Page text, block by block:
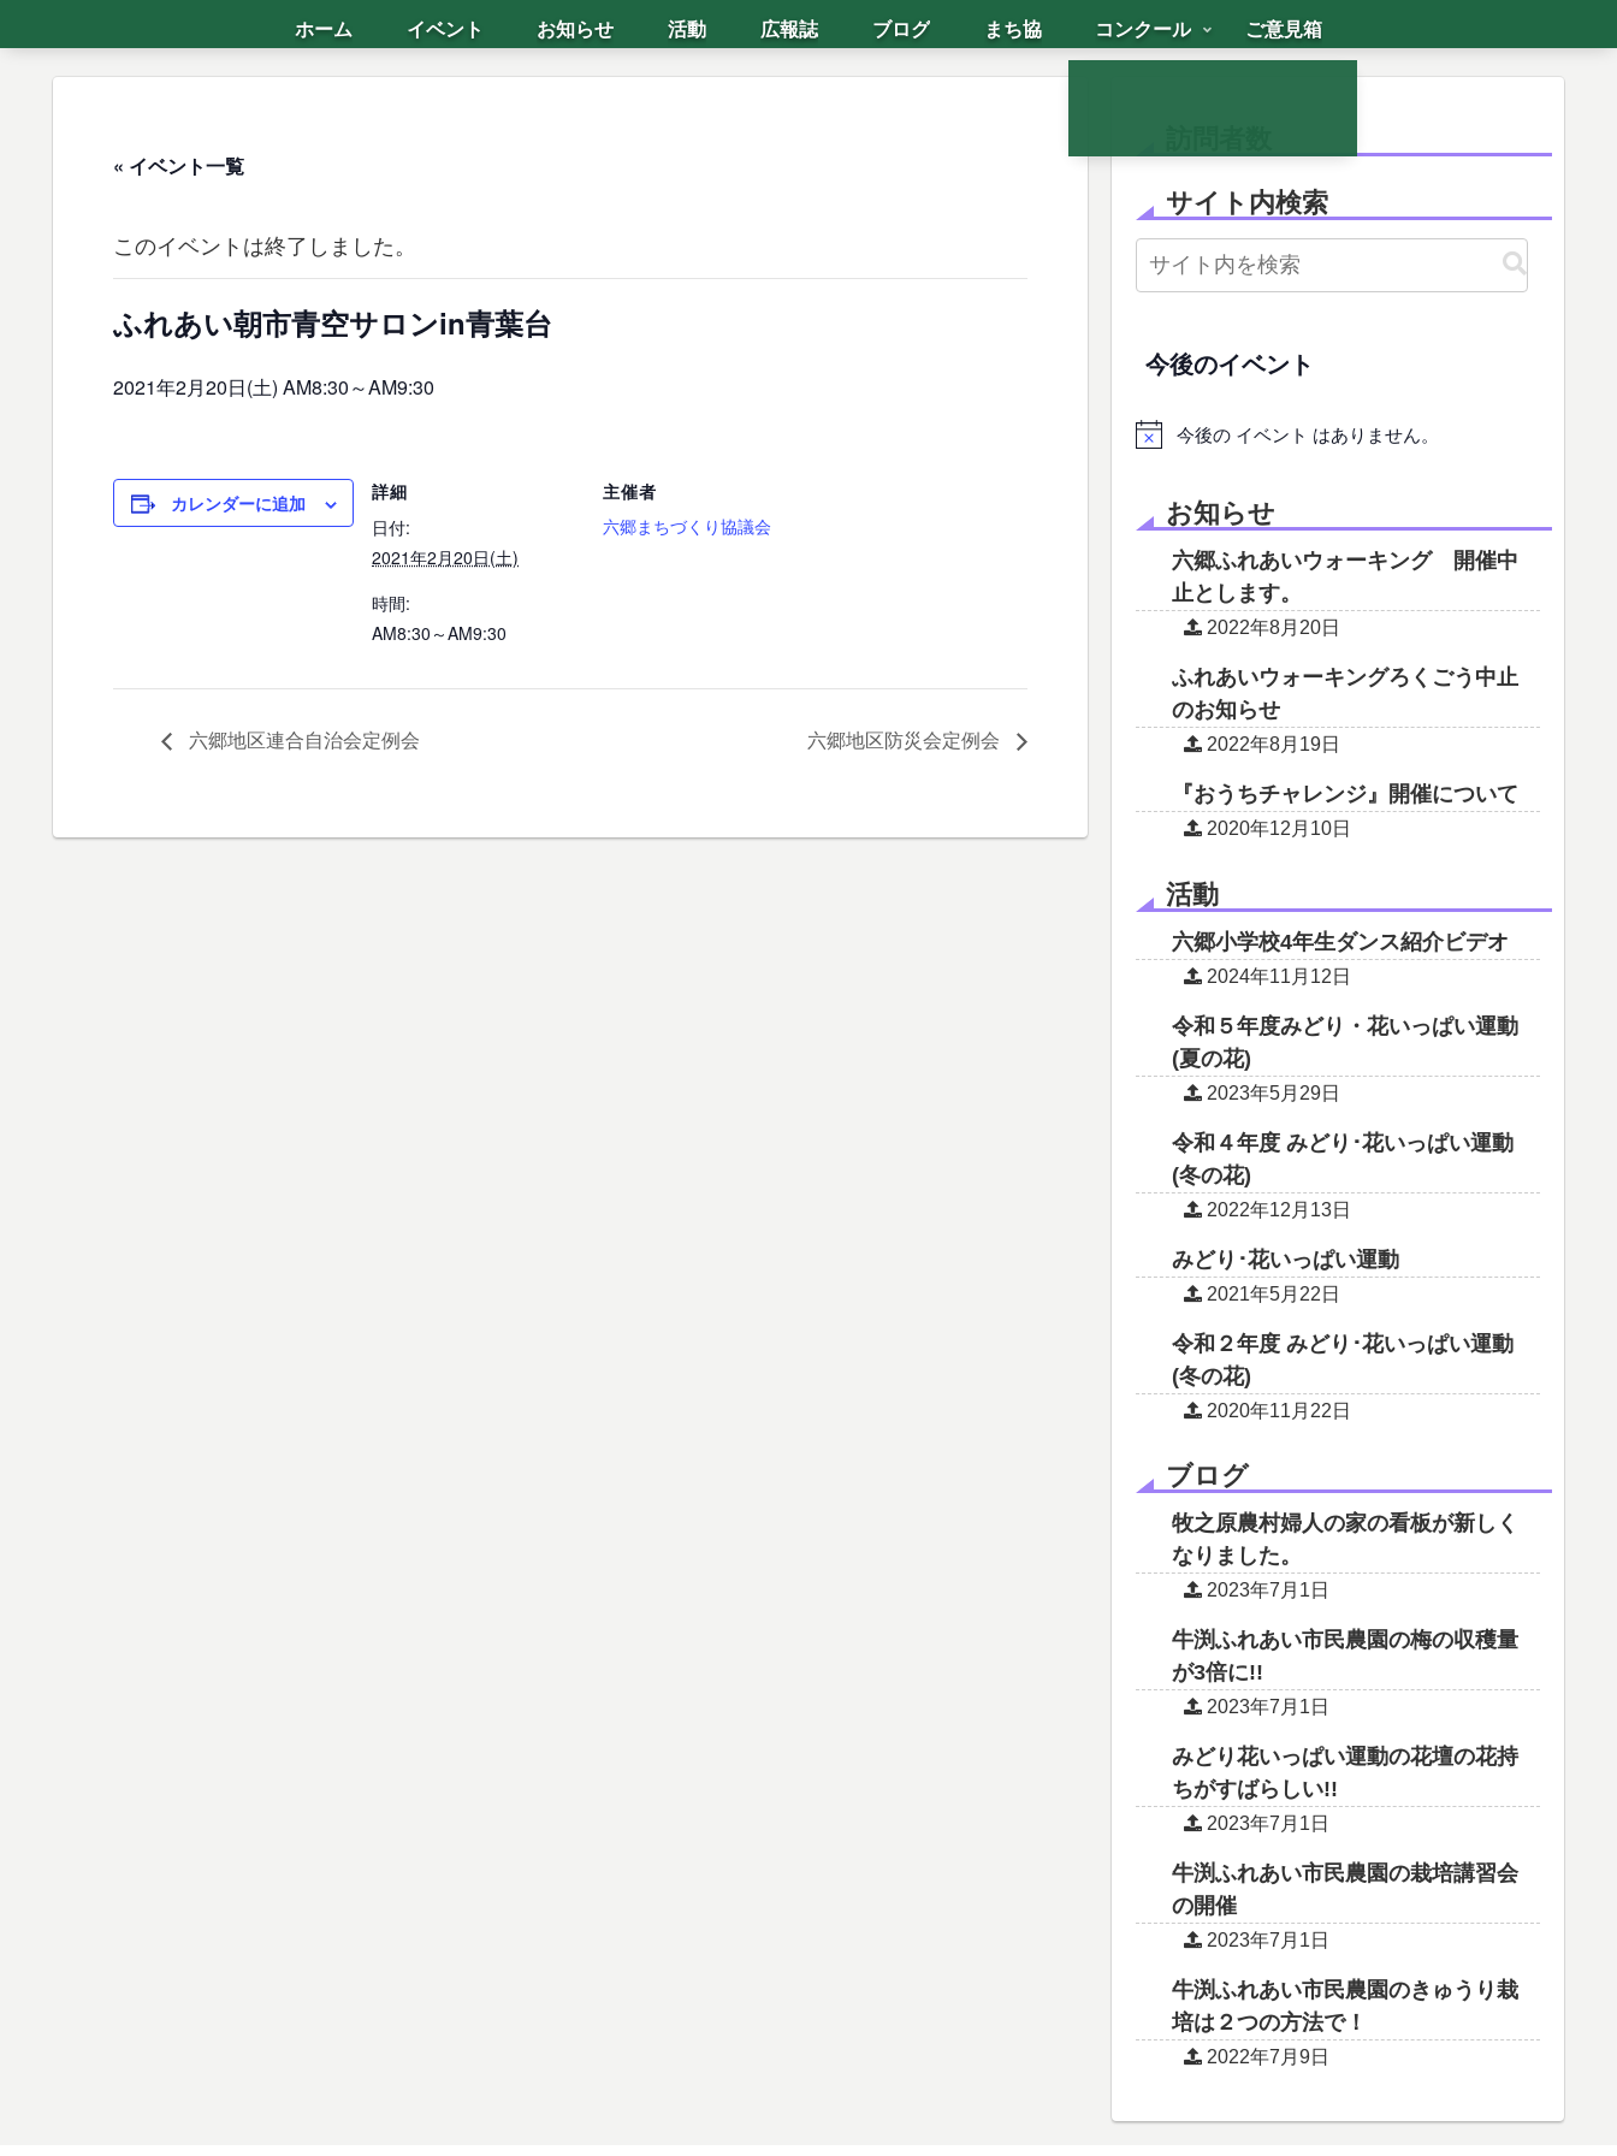
ホーム イベント お知らせ 活動 広報誌 ブログ まち協 コンクール ご意見箱
« イベント一覧
このイベントは終了しました。
ふれあい朝市青空サロンin青葉台
2021年2月20日(土) AM8:30～AM9:30
カレンダーに追加
詳細
日付:
2021年2月20日(土)
時間:
AM8:30～AM9:30
主催者
六郷まちづくり協議会
六郷地区連合自治会定例会 六郷地区防災会定例会
サイト内検索
今後のイベント
今後の イベント はありません。
お知らせ
六郷ふれあいウォーキング 開催中
止とします。
2022年8月20日
ふれあいウォーキングろくごう中止
のお知らせ
2022年8月19日
『おうちチャレンジ』開催について
2020年12月10日
活動
六郷小学校4年生ダンス紹介ビデオ
2024年11月12日
令和５年度みどり・花いっぱい運動
(夏の花)
2023年5月29日
令和４年度 みどり･花いっぱい運動
(冬の花)
2022年12月13日
みどり･花いっぱい運動
2021年5月22日
令和２年度 みどり･花いっぱい運動
(冬の花)
2020年11月22日
ブログ
牧之原農村婦人の家の看板が新しく
なりました。
2023年7月1日
牛渕ふれあい市民農園の梅の収穫量
が3倍に!!
2023年7月1日
みどり花いっぱい運動の花壇の花持
ちがすばらしい!!
2023年7月1日
牛渕ふれあい市民農園の栽培講習会
の開催
2023年7月1日
牛渕ふれあい市民農園のきゅうり栽
培は２つの方法で！
2022年7月9日